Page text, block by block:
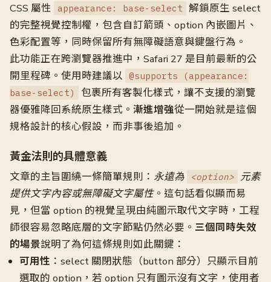
CSS 屬性 appearance: base-select 解鎖原生 select
的完整視覺控制權，包含自訂箭頭、option 內嵌圖片、
色彩配置等，同時保留所有無障礙語意與鍵盤行為。
此功能正在跨瀏覽器推進中，Safari 27 是目前最新的公
開里程碑。使用時建議以 @supports (appearance:
base-select)
包裹所有客製化樣式，讓不支援的瀏覽
器優雅降回系統原生樣式。 漸進增強從一開始就是這個
規格設計的核心假設，而非事後追加。
黃金法則的具體意義
文章的主旨圍繞一條簡單規則： 永遠為 <option> 元素
提供文字內容或無障礙文字屬性。這句話看似顯而易
見，但當 option 的視覺呈現由純圖示取代文字時，工程
師很容易忽略底層的文字節點仍然必要。 三個同時失效
的場景說明了為何這條規則如此關鍵：
可用性 ：select 關閉狀態（button 部分）只顯示目前
選取的 option，若 option 只有圖示沒有文字，使用者